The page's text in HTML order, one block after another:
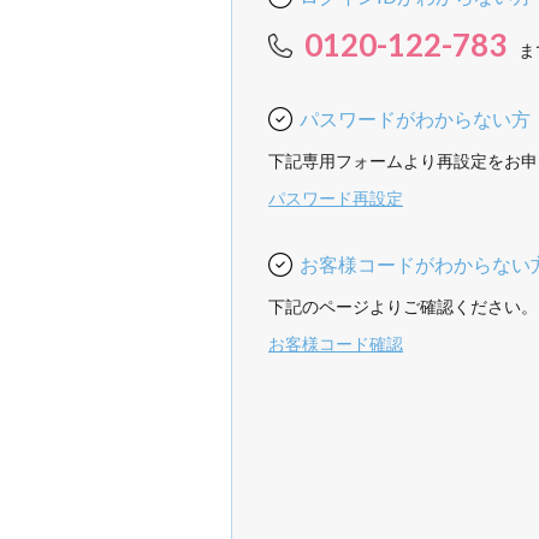
0120-122-783
パスワードがわからない方
下記専用フォームより再設定をお
パスワード再設定
お客様コードがわからない
下記のページよりご確認ください。
お客様コード確認